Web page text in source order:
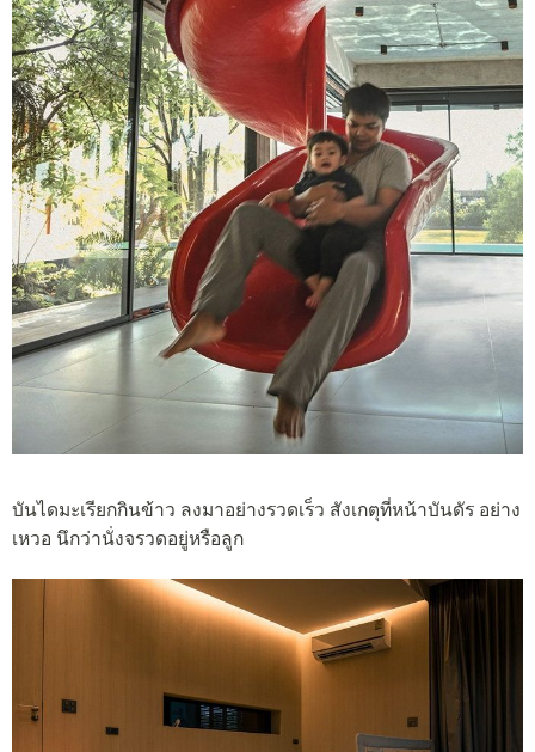
บันไดมะเรียกกินข้าว ลงมาอย่างรวดเร็ว สังเกตุที่หน้าบันดัร อย่าง
เหวอ นึกว่านั่งจรวดอยู่หรือลูก